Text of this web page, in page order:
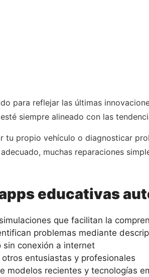
para reflejar las últimas
siempre alineado con las
propio vehículo o diagnosticar
muchas reparaciones
educativas
que facilitan la
problemas mediante
sin conexión a internet
entusiastas y profesionales
modelos recientes y tecnologías